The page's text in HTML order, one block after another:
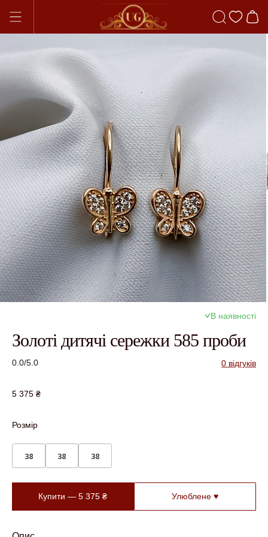
В наявності
Золоті дитячі сережки 585 проби
0.0/5.0 0 відгуків
5 375 ₴
Розмір
38 38 38
Купити —5 375₴ Улюблене ♥